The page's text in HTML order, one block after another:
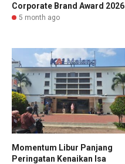
Corporate Brand Award 2026
5 month ago
Momentum Libur Panjang
Peringatan Kenaikan Isa